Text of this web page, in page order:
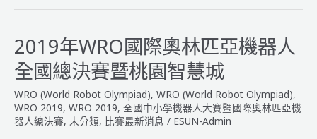
國
奧
林
匹
智
能
2019年WRO國際奧林匹亞機器人
全國總決賽暨桃園智慧城
WRO (World Robot Olympiad), WRO (World Robot Olympiad),
WRO 2019, WRO 2019, 全國中小學機器人大賽暨國際奧林匹亞機
器人總決賽, 未分類, 比賽最新消息 / ESUN-Admin